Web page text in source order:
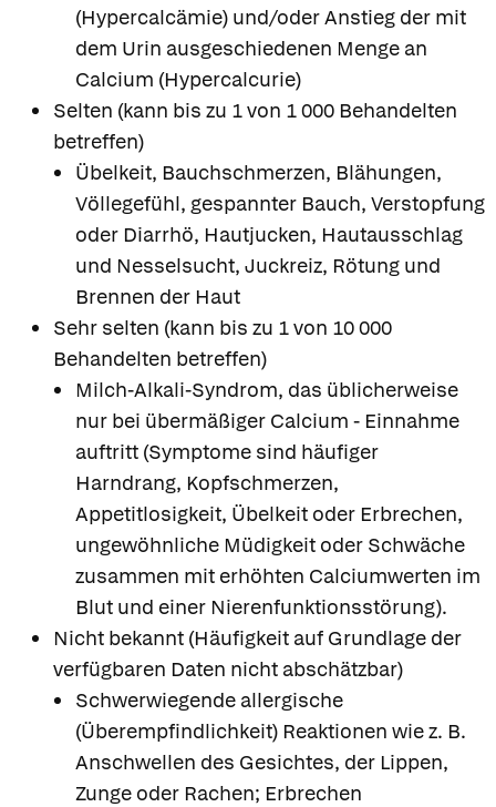
(Hypercalcämie) und/oder Anstieg der mit
dem Urin ausgeschiedenen Menge an
Calcium (Hypercalcurie)
Selten (kann bis zu 1 von 1 000 Behandelten
betreffen)
Übelkeit, Bauchschmerzen, Blähungen,
Völlegefühl, gespannter Bauch, Verstopfung
oder Diarrhö, Hautjucken, Hautausschlag
und Nesselsucht, Juckreiz, Rötung und
Brennen der Haut
Sehr selten (kann bis zu 1 von 10 000
Behandelten betreffen)
Milch-Alkali-Syndrom, das üblicherweise
nur bei übermäßiger Calcium - Einnahme
auftritt (Symptome sind häufiger
Harndrang, Kopfschmerzen,
Appetitlosigkeit, Übelkeit oder Erbrechen,
ungewöhnliche Müdigkeit oder Schwäche
zusammen mit erhöhten Calciumwerten im
Blut und einer Nierenfunktionsstörung).
Nicht bekannt (Häufigkeit auf Grundlage der
verfügbaren Daten nicht abschätzbar)
Schwerwiegende allergische
(Überempfindlichkeit) Reaktionen wie z. B.
Anschwellen des Gesichtes, der Lippen,
Zunge oder Rachen; Erbrechen